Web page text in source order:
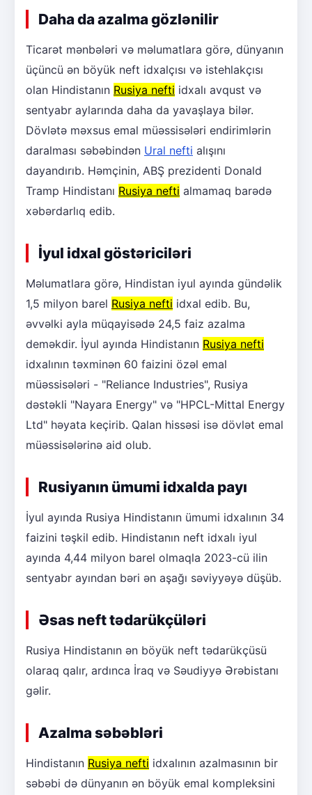
Daha da azalma gözlənilir
Ticarət mənbələri və məlumatlara görə, dünyanın
üçüncü ən böyük neft idxalçısı və istehlakçısı
olan Hindistanın Rusiya nefti idxalı avqust və
sentyabr aylarında daha da yavaşlaya bilər.
Dövlətə məxsus emal müəssisələri endirimlərin
daralması səbəbindən Ural nefti alışını
dayandırıb. Həmçinin, ABŞ prezidenti Donald
Tramp Hindistanı Rusiya nefti almamaq barədə
xəbərdarlıq edib.
İyul idxal göstəriciləri
Məlumatlara görə, Hindistan iyul ayında gündəlik
1,5 milyon barel Rusiya nefti idxal edib. Bu,
əvvəlki ayla müqayisədə 24,5 faiz azalma
deməkdir. İyul ayında Hindistanın Rusiya nefti
idxalının təxminən 60 faizini özəl emal
müəssisələri - "Reliance Industries", Rusiya
dəstəkli "Nayara Energy" və "HPCL-Mittal Energy
Ltd" həyata keçirib. Qalan hissəsi isə dövlət emal
müəssisələrinə aid olub.
Rusiyanın ümumi idxalda payı
İyul ayında Rusiya Hindistanın ümumi idxalının 34
faizini təşkil edib. Hindistanın neft idxalı iyul
ayında 4,44 milyon barel olmaqla 2023-cü ilin
sentyabr ayından bəri ən aşağı səviyyəyə düşüb.
Əsas neft tədarükçüləri
Rusiya Hindistanın ən böyük neft tədarükçüsü
olaraq qalır, ardınca İraq və Səudiyyə Ərəbistanı
gəlir.
Azalma səbəbləri
Hindistanın Rusiya nefti idxalının azalmasının bir
səbəbi də dünyanın ən böyük emal kompleksini